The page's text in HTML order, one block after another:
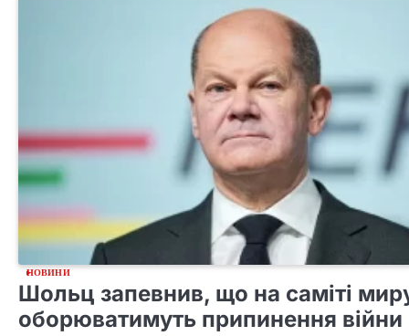
НОВИНИ
Шольц запевнив, що на саміті
оборюватимуть припинення війни